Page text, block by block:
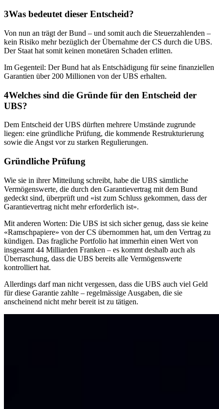
Was bedeutet dieser Entscheid?
Von nun an trägt der Bund – und somit auch die Steuerzahlenden –
kein Risiko mehr bezüglich der Übernahme der CS durch die UBS.
Der Staat hat somit keinen monetären Schaden erlitten.
Im Gegenteil: Der Bund hat als Entschädigung für seine finanziellen
Garantien über 200 Millionen von der UBS erhalten.
Welches sind die Gründe für den Entscheid der
UBS?
Dem Entscheid der UBS dürften mehrere Umstände zugrunde
liegen: eine gründliche Prüfung, die kommende Restrukturierung
sowie die Angst vor zu starken Regulierungen.
Gründliche Prüfung
Wie sie in ihrer Mitteilung schreibt, habe die UBS sämtliche
Vermögenswerte, die durch den Garantievertrag mit dem Bund
gedeckt sind, überprüft und «ist zum Schluss gekommen, dass der
Garantievertrag nicht mehr erforderlich ist».
Mit anderen Worten: Die UBS ist sich sicher genug, dass sie keine
«Ramschpapiere» von der CS übernommen hat, um den Vertrag zu
kündigen. Das fragliche Portfolio hat immerhin einen Wert von
insgesamt 44 Milliarden Franken – es kommt deshalb auch als
Überraschung, dass die UBS bereits alle Vermögenswerte
kontrolliert hat.
Allerdings darf man nicht vergessen, dass die UBS auch viel Geld
für diese Garantie zahlte – regelmässige Ausgaben, die sie
anscheinend nicht mehr bereit ist zu tätigen.